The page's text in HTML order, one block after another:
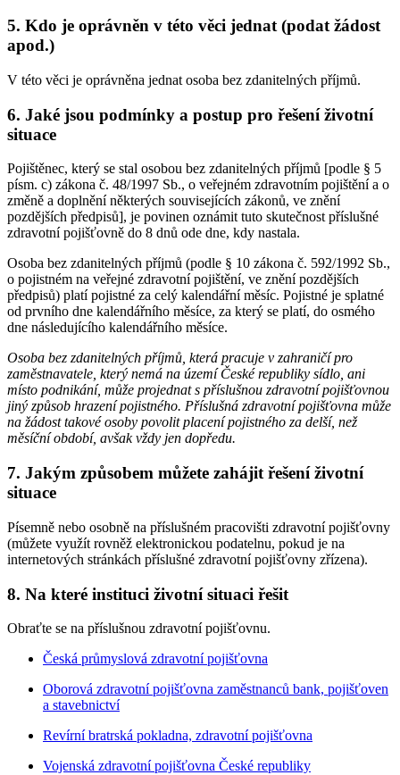
5. Kdo je oprávněn v této věci jednat (podat žádost
apod.)
V této věci je oprávněna jednat osoba bez zdanitelných příjmů.
6. Jaké jsou podmínky a postup pro řešení životní
situace
Pojištěnec, který se stal osobou bez zdanitelných příjmů [podle § 5
písm. c) zákona č. 48/1997 Sb., o veřejném zdravotním pojištění a o
změně a doplnění některých souvisejících zákonů, ve znění
pozdějších předpisů], je povinen oznámit tuto skutečnost příslušné
zdravotní pojišťovně do 8 dnů ode dne, kdy nastala.
Osoba bez zdanitelných příjmů (podle § 10 zákona č. 592/1992 Sb.,
o pojistném na veřejné zdravotní pojištění, ve znění pozdějších
předpisů) platí pojistné za celý kalendářní měsíc. Pojistné je splatné
od prvního dne kalendářního měsíce, za který se platí, do osmého
dne následujícího kalendářního měsíce.
Osoba bez zdanitelných příjmů, která pracuje v zahraničí pro
zaměstnavatele, který nemá na území České republiky sídlo, ani
místo podnikání, může projednat s příslušnou zdravotní pojišťovnou
jiný způsob hrazení pojistného. Příslušná zdravotní pojišťovna může
na žádost takové osoby povolit placení pojistného za delší, než
měsíční období, avšak vždy jen dopředu.
7. Jakým způsobem můžete zahájit řešení životní
situace
Písemně nebo osobně na příslušném pracovišti zdravotní pojišťovny
(můžete využít rovněž elektronickou podatelnu, pokud je na
internetových stránkách příslušné zdravotní pojišťovny zřízena).
8. Na které instituci životní situaci řešit
Obraťte se na příslušnou zdravotní pojišťovnu.
Česká průmyslová zdravotní pojišťovna
Oborová zdravotní pojišťovna zaměstnanců bank, pojišťoven
a stavebnictví
Revírní bratrská pokladna, zdravotní pojišťovna
Vojenská zdravotní pojišťovna České republiky